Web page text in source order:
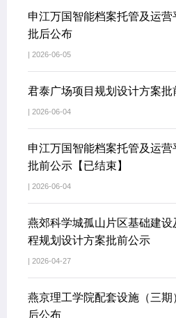
申江万国智能档案托管及运营
批后公布
| 2026-06-05
君泰广场项目规划设计方案批
| 2026-06-04
申江万国智能档案托管及运营
批前公示【已结束】
| 2026-06-04
燕郊科学城孤山片区基础建
程规划设计方案批前公示
| 2026-04-27
燕京理工学院配套设施（三
后公布